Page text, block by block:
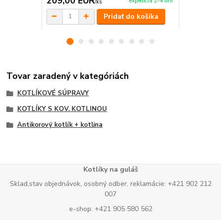
/ks
Pridať do košíka
Tovar zaradený v kategóriách
KOTLÍKOVÉ SÚPRAVY
KOTLÍKY S KOV. KOTLINOU
Antikorový kotlík + kotlina
Kotlíky na guláš
Sklad,stav objednávok, osobný odber, reklamácie: +421 902 212
007
e-shop: +421 905 580 562